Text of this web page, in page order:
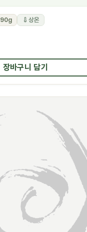
90g 상온
장바구니 담기